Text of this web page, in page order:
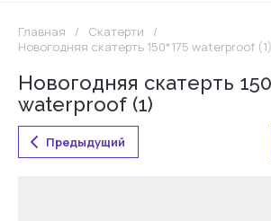
Главная / Скатерти
/
Новогодняя скатерть 150*175 waterproof (1)
Новогодняя скатерть
waterproof (1)
Предыдущий